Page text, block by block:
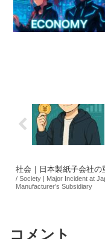
社会｜日本製紙子会社の
/ Society | Major Incident at
Manufacturer’s Subsidiary
コメント